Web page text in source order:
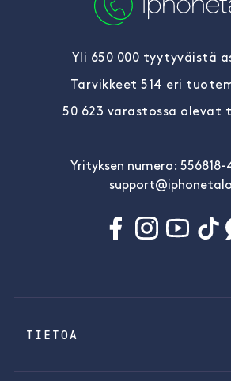
Yli 650 000 tyytyväistä
Tarvikkeet 514 eri
50 623 varastossa olevat
Yrityksen numero: 556818-
TIETOA